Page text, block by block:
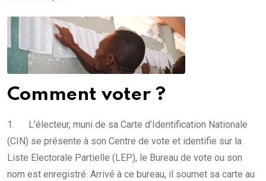
Comment voter ?
1. L’électeur, muni de sa Carte d’Identification Nationale
(CIN) se présente à son Centre de vote et identifie sur la
Liste Electorale Partielle (LEP), le Bureau de vote ou son
nom est enregistré. Arrivé à ce bureau, il soumet sa carte au